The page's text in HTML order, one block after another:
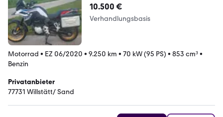
10.500 €
Verhandlungsbasis
Motorrad • EZ 06/2020 • 9.250 km • 70 kW (95 PS) • 853 cm³•
Benzin
Privatanbieter
77731 Willstätt/ Sand